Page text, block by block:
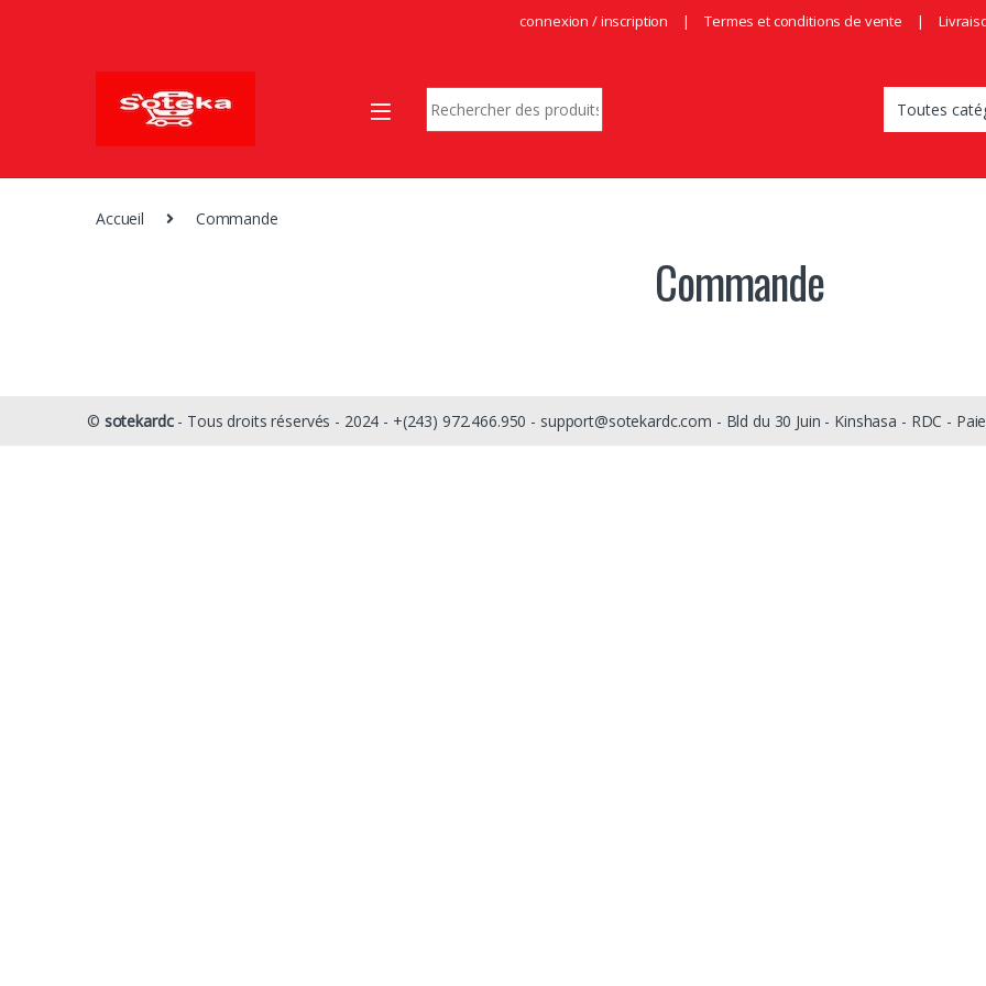
connexion / inscription Termes et conditions de vente
Search for:
Accueil Commande
Commande
© sotekardc- Tous droits réservés - 2024 - +(243) 972.466.950 - support@sotekardc.com - Bld du 30 Juin - Kinshasa - RDC -